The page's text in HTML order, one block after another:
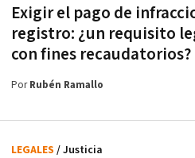
Exigir el pago de
registro: ¿un requisito
con fines recaudatorios?
PorRubén Ramallo
LEGALES / Justicia